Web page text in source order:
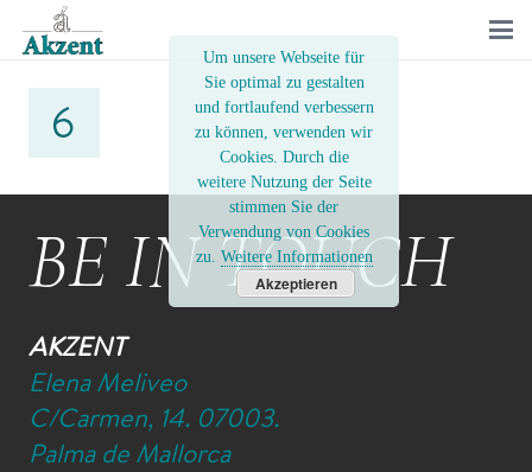
BE IN TOUCH
AKZENT
Elena Meliveo
C/Carmen, 14. 07003.
Palma de Mallorca
Um unsere Webseite für
Sie optimal zu gestalten
und fortlaufend verbessern
zu können, verwenden wir
Cookies. Durch die
weitere Nutzung der Seite
stimmen Sie der
Verwendung von Cookies
zu. Weitere Informationen
Akzeptieren